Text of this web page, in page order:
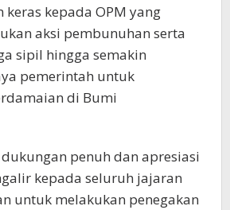
kepada OPM yang
aksi pembunuhan serta
sipil hingga semakin
pemerintah untuk
di Bumi
penuh dan apresiasi
kepada seluruh jajaran
untuk melakukan penegakan